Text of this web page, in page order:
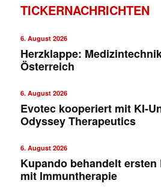
TICKERNACHRICHTEN
6. August 2026
Herzklappe:
Österreich
6. August 2026
Evotec kooperiert mit KI-
Odyssey Therapeutics
6. August 2026
Kupando behandelt ersten
mit Immuntherapie